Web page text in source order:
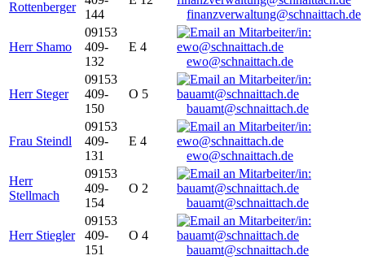
Rottenberger
144
finanzverwaltung@schnaittach.de
Herr Shamo
09153
409-
132
E 4
ewo@schnaittach.de
Herr Steger
09153
409-
150
O 5
bauamt@schnaittach.de
Frau Steindl
09153
409-
131
E 4
ewo@schnaittach.de
Herr
Stellmach
09153
409-
154
O 2
bauamt@schnaittach.de
Herr Stiegler
09153
409-
151
O 4
bauamt@schnaittach.de